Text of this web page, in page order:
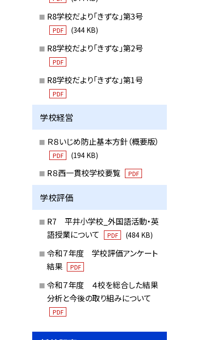
R8学校だより「きずな」第3号
PDF (344 KB)
R8学校だより「きずな」第2号
PDF
R8学校だより「きずな」第1号
PDF
学校経営
Ｒ８いじめ防止基本方針（概要版）
PDF (194 KB)
R８西一貫校学校要覧 PDF
学校評価
R7 平井小学校_外国語活動・英
語授業について
PDF (484 KB)
令和７年度 学校評価アンケート
結果
PDF
令和７年度 ４校を総合した結果
分析と今後の取り組みについて
PDF